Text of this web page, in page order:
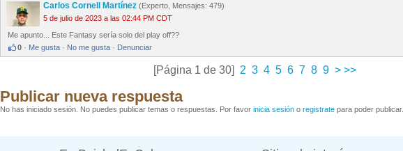
Carlos Cornell Martínez (Experto, Mensajes: 479)
5 de julio de 2023 a las 02:44 PM CDT
Me apunto... Este Fantasy sería solo del play off??
0 · Me gusta · No me gusta · Denunciar
[Página 1 de 30] 2 3 4 5 6 7 8 9 >>>
Publicar nueva respuesta
No has iniciado sesión. No puedes publicar temas o respuestas. Por favor inicia sesión o registrate para poder publicar.